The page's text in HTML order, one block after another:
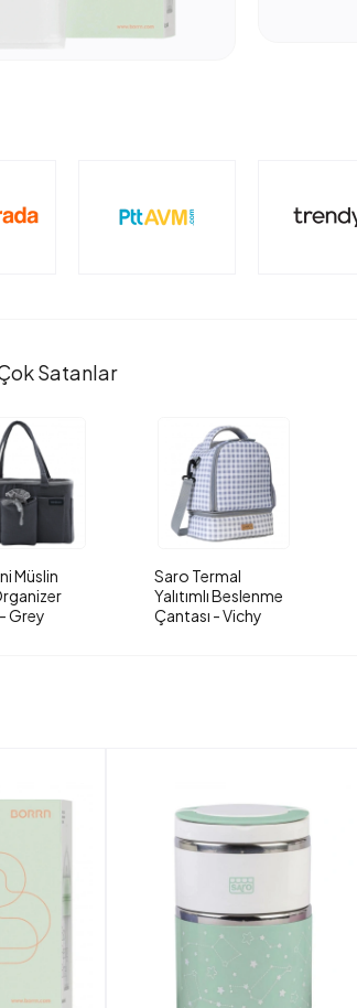
Satanlar
Müslin
Grey
Saro Termal
Yalıtımlı Beslenme
Çantası - Vichy